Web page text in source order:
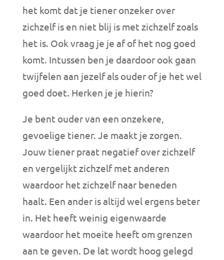
het komt dat je tiener onzeker over
zichzelf is en niet blij is met zichzelf zoals
het is. Ook vraag je je af of het nog goed
komt. Intussen ben je daardoor ook gaan
twijfelen aan jezelf als ouder of je het wel
goed doet. Herken je je hierin?
Je bent ouder van een onzekere,
gevoelige tiener. Je maakt je zorgen.
Jouw tiener praat negatief over zichzelf
en vergelijkt zichzelf met anderen
waardoor het zichzelf naar beneden
haalt. Een ander is altijd wel ergens beter
in. Het heeft weinig eigenwaarde
waardoor het moeite heeft om grenzen
aan te geven. De lat wordt hoog gelegd